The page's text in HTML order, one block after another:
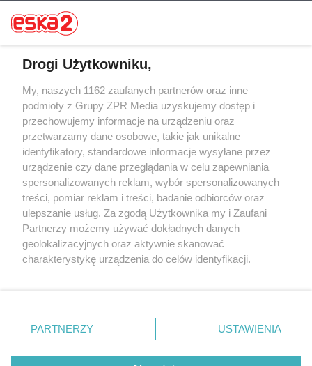
Żaden utwór zamieszczony w serwisie nie może być powielany i
rozpowszechniany lub dalej rozpowszechniany w jakikolwiek sposób (w
tym także elektroniczny lub mechaniczny) na jakimkolwiek polu
eksploatacji w jakiejkolwiek formie, włącznie z umieszczaniem w
Internecie bez pisemnej zgody właściciela praw. Jakiekolwiek użycie lub
wykorzystanie utworów w całości lub w części z naruszeniem prawa,
tzn. bez właściwej zgody, jest zabronione pod groźbą kary i może być
ścigane prawnie.
Drogi Użytkowniku,
My, naszych 1162 zaufanych partnerów oraz inne
podmioty z Grupy ZPR Media uzyskujemy dostęp i
przechowujemy informacje na urządzeniu oraz
przetwarzamy dane osobowe, takie jak unikalne
identyfikatory, standardowe informacje wysyłane przez
urządzenie czy dane przeglądania w celu zapewniania
spersonalizowanych reklam, wybór spersonalizowanych
treści, pomiar reklam i treści, badanie odbiorców oraz
ulepszanie usług. Za zgodą Użytkownika my i Zaufani
Partnerzy możemy używać dokładnych danych
geolokalizacyjnych oraz aktywnie skanować
charakterystykę urządzenia do celów identyfikacji.
zmienić/wycofać klikając przycisk ustawień prywatności
znajdujący się w lewym dolnym rogu strony
rodzaje przetwarzania danych nie wymagają zgody
PARTNERZY USTAWIENIA